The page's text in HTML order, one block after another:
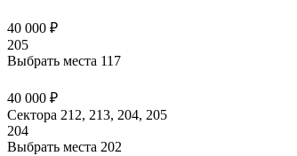
40 000 ₽
205
Выбрать места 117
40 000 ₽
Сектора 212, 213, 204, 205
204
Выбрать места 202